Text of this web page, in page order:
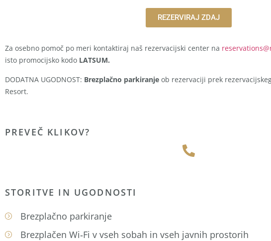
REZERVIRAJ ZDAJ
Za osebno pomoč po meri kontaktiraj naš rezervacijski center na
isto promocijsko kodo LATSUM.
DODATNA UGODNOST: Brezplačno parkiranje ob rezervaciji prek
Resort.
PREVEČ KLIKOV?
STORITVE IN UGODNOSTI
Brezplačno parkiranje
Brezplačen Wi‑Fi v vseh sobah in vseh javnih prostorih